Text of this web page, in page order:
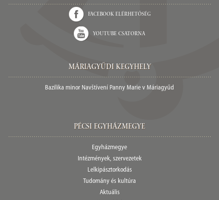
Facebook elérhetőség
Youtube csatorna
Máriagyűdi Kegyhely
Bazilika minor Navštívení Panny Marie v Máriagyűd
Pécsi egyházmegye
Egyházmegye
Intézmények, szervezetek
Lelkipásztorkodás
Tudomány és kultúra
Aktuális